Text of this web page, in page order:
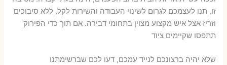
זו, תנו לעצמכם לגרום לשינוי העבודה והשירות לקל, ללא סיבוכים
וזריז אצל איש מקצוע מצוין בתחומי דבירה. אם תוך כדי הפירוק
תתפסו שקיימים ציוד
שלא יהיה ברצונכם לנייד עמכם, דעו לכם שברשימתנו